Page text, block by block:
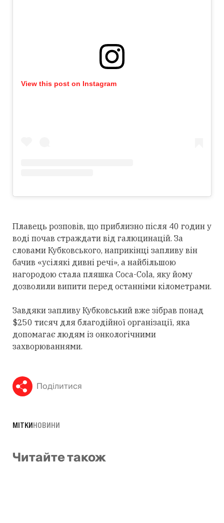
View this post on Instagram
Плавець розповів, що приблизно після 40 годин у
воді почав страждати від галюцинацій. За
словами Кубковського, наприкінці запливу він
бачив «усілякі дивні речі», а найбільшою
нагородою стала пляшка Coca-Cola, яку йому
дозволили випити перед останніми кілометрами.
Завдяки запливу Кубковський вже зібрав понад
$250 тисяч для благодійної організації, яка
допомагає людям із онкологічними
захворюваннями.
Поділитися
МІТКИНОВИНИ
Читайте також